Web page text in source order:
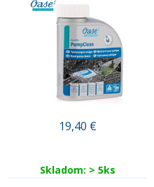
19,40 €
Skladom: > 5ks